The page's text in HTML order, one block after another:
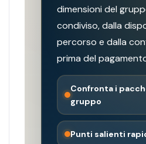
dimensioni del
condiviso, dalla
percorso e dalla
prima del
Confronta i
gruppo
Punti salienti